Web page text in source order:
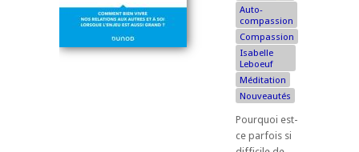
Auto-
compassion
Compassion
Isabelle
Leboeuf
Méditation
Nouveautés
Pourquoi est-
ce parfois si